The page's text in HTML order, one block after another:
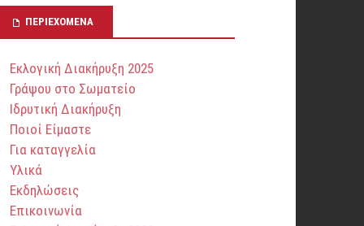
ΠΕΡΙΕΧΌΜΕΝΑ
Εκλογική Διακήρυξη 2025
Γράψου στο Σωματείο
Ιδρυτική Διακήρυξη
Ποιοί Είμαστε
Για καταγγελία
Υλικά
Εκδηλώσεις
Επικοινωνία